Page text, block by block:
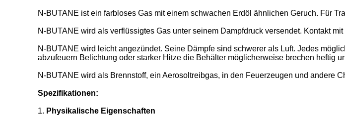
N-BUTANE ist ein farbloses Gas mit einem schwachen Erdöl ähnlichen Geruch. Für
N-BUTANE wird als verflüssigtes Gas unter seinem Dampfdruck versendet. Kontakt
N-BUTANE wird leicht angezündet. Seine Dämpfe sind schwerer als Luft. Jedes
abzufeuern Belichtung oder starker Hitze die Behälter möglicherweise brechen heftig
N-BUTANE wird als Brennstoff, ein Aerosoltreibgas, in den Feuerzeugen und andere
Spezifikationen:
1. Physikalische Eigenschaften